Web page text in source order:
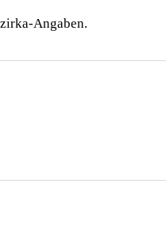
Angaben.